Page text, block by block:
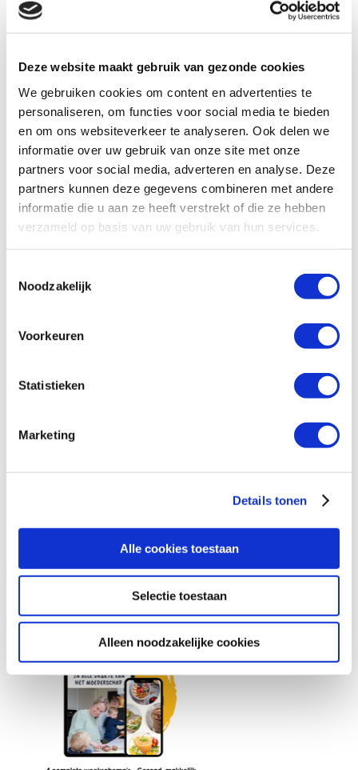
Deze website maakt gebruik van gezonde cookies
We gebruiken cookies om content en advertenties te
personaliseren, om functies voor social media te bieden
en om ons websiteverkeer te analyseren. Ook delen we
informatie over uw gebruik van onze site met onze
partners voor social media, adverteren en analyse. Deze
partners kunnen deze gegevens combineren met andere
informatie die u aan ze heeft verstrekt of die ze hebben
verzameld op basis van uw gebruik van hun services.
Noodzakelijk
Voorkeuren
Statistieken
Marketing
Details tonen
Alle cookies toestaan
Selectie toestaan
Alleen noodzakelijke cookies
Vereiste velden zijn gemarkeerd met
*